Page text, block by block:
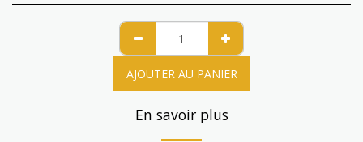
AJOUTER AU PANIER
En savoir plus